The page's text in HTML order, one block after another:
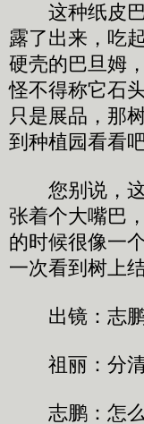
这种纸皮巴
露了出来，吃
硬壳的巴旦姆
怪不得称它石
只是展品，那
到种植园看看吧
您别说，这
张着个大嘴巴
的时候很像一
一次看到树上
出镜：志鹏
祖丽：分清
志鹏：怎么